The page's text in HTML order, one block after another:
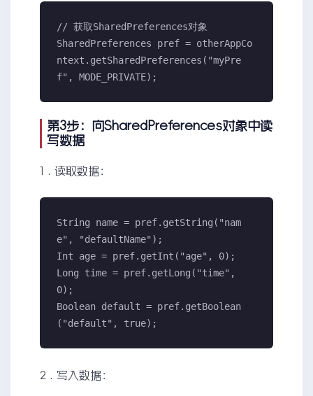
// 获取SharedPreferences对象
SharedPreferences pref = otherAppCo
ntext.getSharedPreferences("myPre
f", MODE_PRIVATE);
第3步：向SharedPreferences对象中读
写数据
1 . 读取数据：
String name = pref.getString("nam
e", "defaultName");
Int age = pref.getInt("age", 0);
Long time = pref.getLong("time",
0);
Boolean default = pref.getBoolean
("default", true);
2 . 写入数据：